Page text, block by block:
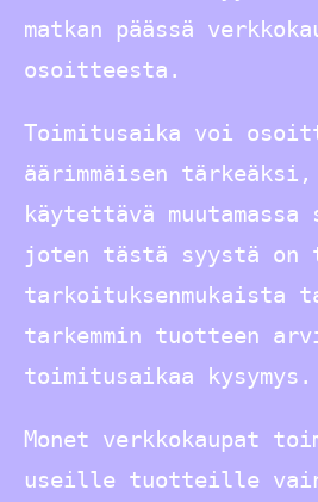
matkan päässä
osoitteesta.
Toimitusaika voi
äärimmäisen
käytettävä muutamassa
joten tästä syystä on
tarkoituksenmukaista
tarkemmin tuotteen
toimitusaikaa kysymys.
Monet verkkokaupat
useille tuotteille vain